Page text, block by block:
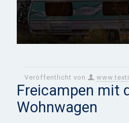
Veröffentlicht von
Freicampen mit
Wohnwagen